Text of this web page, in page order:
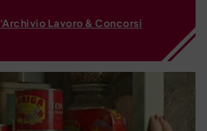
Lavoro & Concorsi